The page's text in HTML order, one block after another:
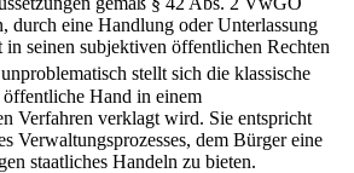
durch eine Handlung oder Unterlassung
seinen subjektiven öffentlichen Rechten
stellt sich die klassische
Hand in einem
Verfahren verklagt wird. Sie entspricht
Verwaltungsprozesses, dem Bürger eine
staatliches Handeln zu bieten.